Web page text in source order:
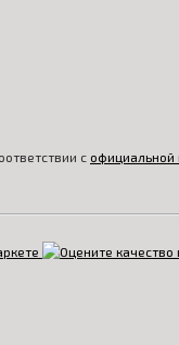
с официальной